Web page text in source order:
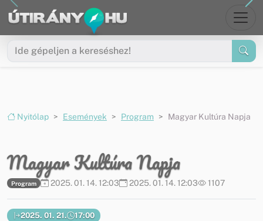
Ugrás a menüre
Ugrás a tartalomra
Nyitólap Események Program Magyar Kultúra Napja
Magyar Kultúra Napja
Program 2025. 01. 14. 12:03 2025. 01. 14. 12:03 1107
2025. 01. 21. 17:00